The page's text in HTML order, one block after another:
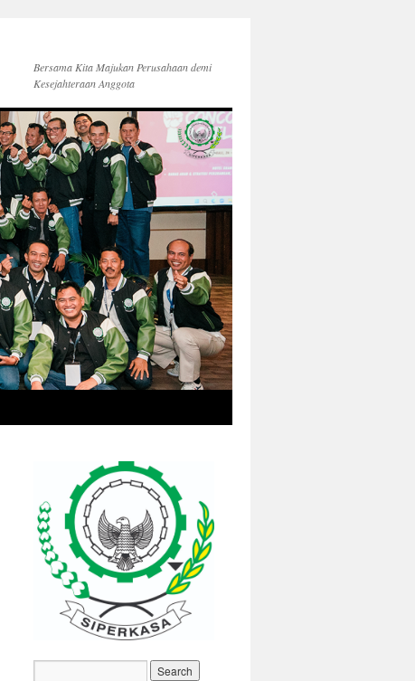
Bersama Kita Majukan Perusahaan demi
Kesejahteraan Anggota